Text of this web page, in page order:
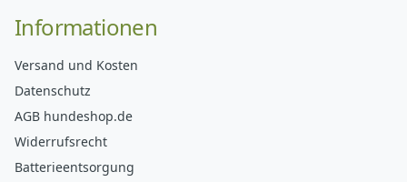
Informationen
Versand und Kosten
Datenschutz
AGB hundeshop.de
Widerrufsrecht
Batterieentsorgung